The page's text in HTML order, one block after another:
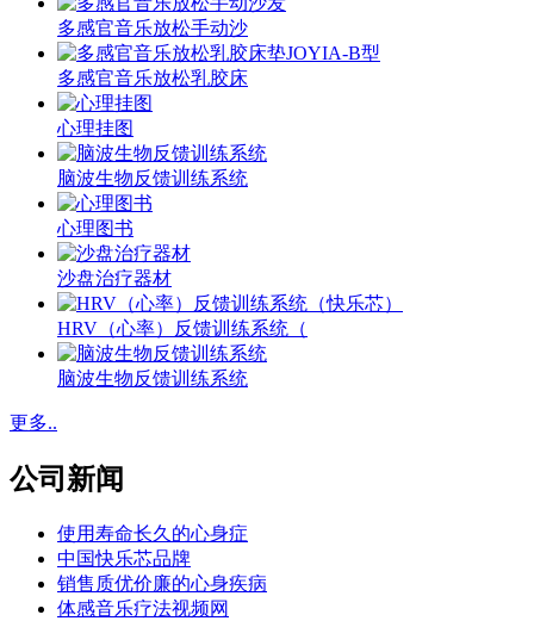
多感官音乐放松手动沙
多感官音乐放松乳胶床
心理挂图
脑波生物反馈训练系统
心理图书
沙盘治疗器材
HRV（心率）反馈训练系统（
脑波生物反馈训练系统
更多..
公司新闻
使用寿命长久的心身症
中国快乐芯品牌
销售质优价廉的心身疾病
体感音乐疗法视频网